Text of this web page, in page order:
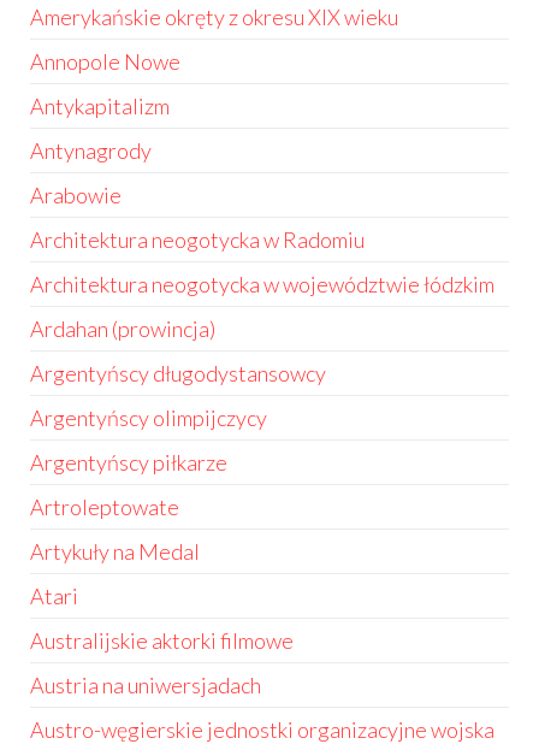
Amerykańskie okręty z okresu XIX wieku
Annopole Nowe
Antykapitalizm
Antynagrody
Arabowie
Architektura neogotycka w Radomiu
Architektura neogotycka w województwie łódzkim
Ardahan (prowincja)
Argentyńscy długodystansowcy
Argentyńscy olimpijczycy
Argentyńscy piłkarze
Artroleptowate
Artykuły na Medal
Atari
Australijskie aktorki filmowe
Austria na uniwersjadach
Austro-węgierskie jednostki organizacyjne wojska